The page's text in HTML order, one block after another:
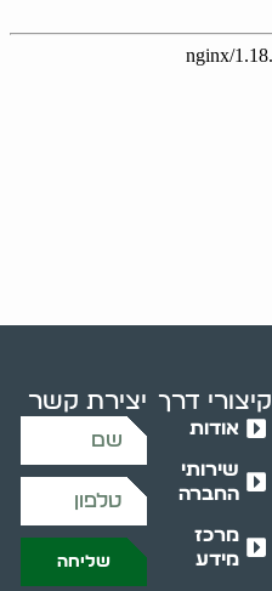
קיצורי דרך
אודות
שירותי
החברה
מרכז
מידע
יצירת קשר
שליחה